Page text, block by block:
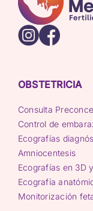
OBSTETRICIA
Consulta
Control de
Ecografías
Amniocentesis
Ecografías en 3D
Ecografía
Monitorización